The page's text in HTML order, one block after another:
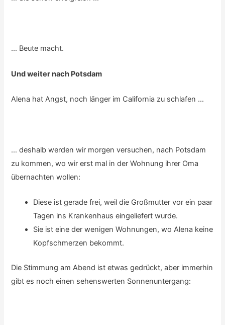
… Beute macht.
Und weiter nach Potsdam
Alena hat Angst, noch länger im California zu schlafen …
… deshalb werden wir morgen versuchen, nach Potsdam
zu kommen, wo wir erst mal in der Wohnung ihrer Oma
übernachten wollen:
Diese ist gerade frei, weil die Großmutter vor ein paar
Tagen ins Krankenhaus eingeliefert wurde.
Sie ist eine der wenigen Wohnungen, wo Alena keine
Kopfschmerzen bekommt.
Die Stimmung am Abend ist etwas gedrückt, aber immerhin
gibt es noch einen sehenswerten Sonnenuntergang: